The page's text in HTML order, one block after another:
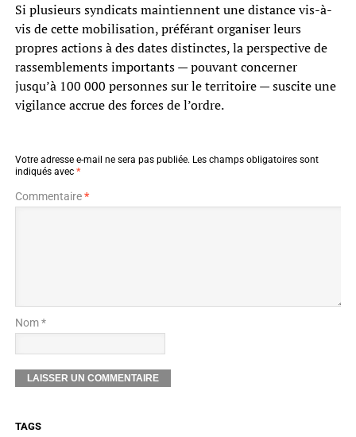
Si plusieurs syndicats maintiennent une distance vis-à-
vis de cette mobilisation, préférant organiser leurs
propres actions à des dates distinctes, la perspective de
rassemblements importants — pouvant concerner
jusqu’à 100 000 personnes sur le territoire — suscite une
vigilance accrue des forces de l’ordre.
Votre adresse e-mail ne sera pas publiée. Les champs obligatoires sont
indiqués avec *
Commentaire*
Nom *
TAGS